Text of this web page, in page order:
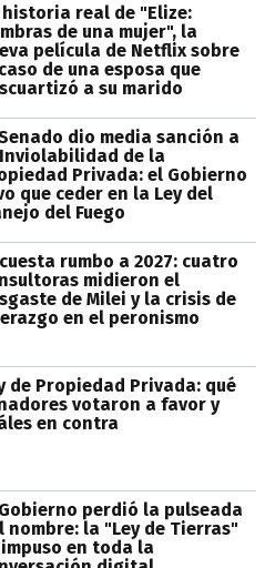
historia real de "Elize:
de una mujer", la
película de Netflix sobre
de una esposa que
a su marido
dio media sanción a
de la
Privada: el Gobierno
que ceder en la Ley del
del Fuego
rumbo a 2027: cuatro
midieron el
de Milei y la crisis de
en el peronismo
de Propiedad Privada: qué
votaron a favor y
en contra
perdió la pulseada
nombre: la "Ley de Tierras"
en toda la